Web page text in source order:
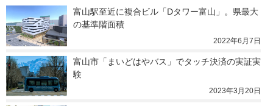
富山駅至近に複合ビル「Dタワー富山」。県最大
の基準階面積
2022年6月7日
富山市「まいどはやバス」でタッチ決済の実証実
験
2023年3月20日